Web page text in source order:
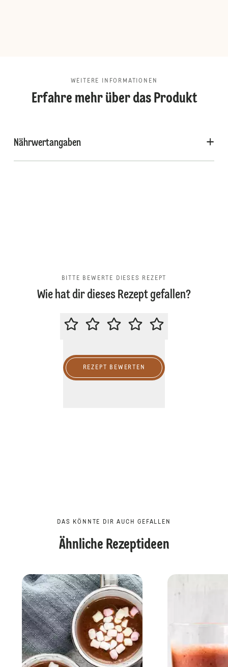
WEITERE INFORMATIONEN
Erfahre mehr über das Produkt
Nährwertangaben
BITTE BEWERTE DIESES REZEPT
Wie hat dir dieses Rezept gefallen?
BITTE BEWERTE DIESES REZEPT
REZEPT BEWERTEN
DAS KÖNNTE DIR AUCH GEFALLEN
Ähnliche Rezeptideen